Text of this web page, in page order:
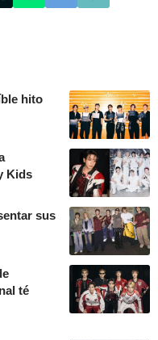
hito
Kids
sus
té